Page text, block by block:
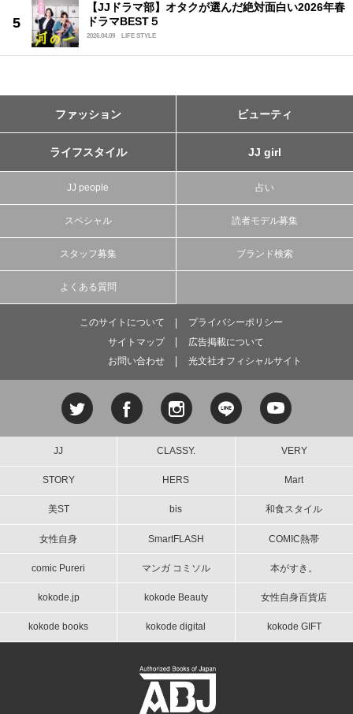
【JJドラマ部】オタクが選んだ絶対面白い2026年春
ドラマBEST５
2026.04.09 LIFE STYLE
ファッション ビューティ
ライフスタイル JJ girl
JJ people 占い
スペシャル 読者モデル募集
スタッフ募集 ブランド検索
よくある質問
このサイトについて
プライバシーポリシー
サイトマップ
広告掲載について
お問い合わせ
光文社オフィシャルサイト
JJ CLASSY. VERY
STORY HERS Mart
美ST bis 和食スタイル
女性自身 SmartFLASH COMIC熱帯
comic Pureri マンガ コミソル 本がすき。
kokode.jp kokode Beauty 女性自身百貨店
kokode books kokode digital kokode GIFT